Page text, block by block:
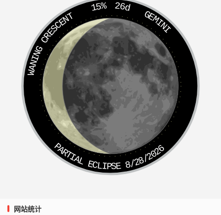
双手雷局按肾堂，步前罡，以目上视，见东南狂风大起。
呼神神即应，名是都雷王。口中吐雷雨，吐炁作雷场。一动
千里暗，二动万里光，三动鬼神奔散走，吾身便是都雷王。
双雷局，从夹脊运上耳，仍目视上，见卯上雷声大震。却
吾追摄霹雳，火光万丈。吾佩神印，飞火馘击。天火烘，地
火赫，吾驱雷公动必霹雳。
吾受天勑，驱雷霹雳。九天安镇，斩馘灭迹。天火烘，地火
15% 26d
GEMINI
WANING CRESCENT
PARTIAL ECLIPSE 8/28/2026
网站统计